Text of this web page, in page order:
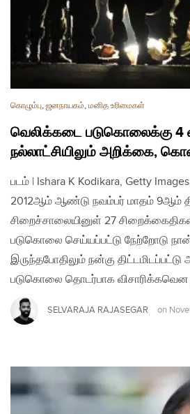
கொழும்பு, ஜனநாயகம், மனித உரிமைகள்
வெலிக்கடை படுகொலைக்கு 4
நல்லாட்சியிலும் அறிக்கை,
படம் | Ishara K Kodikara, Getty
2012ஆம் ஆண்டு நவம்பர் மாதம் 9ஆம்
சிறைச்சாலையினுள் 27
படுகொலை செய்யப்பட்டு நேற்றோடு
இருந்தபோதிலும் நன்கு
படுகொலை தொடர்பாக விசாரிக்கவென
SELVARAJA RAJASEGAR on